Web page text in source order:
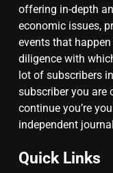
offering in-depth
economic issues,
events that
diligence with
lot of subscribers
subscriber you are
continue you’re
independent
Quick Links